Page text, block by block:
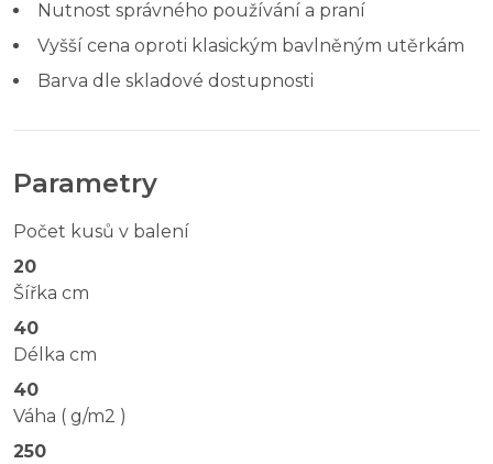
Nutnost správného používání a praní
Vyšší cena oproti klasickým bavlněným utěrkám
Barva dle skladové dostupnosti
Parametry
Počet kusů v balení
20
Šířka cm
40
Délka cm
40
Váha ( g/m2 )
250